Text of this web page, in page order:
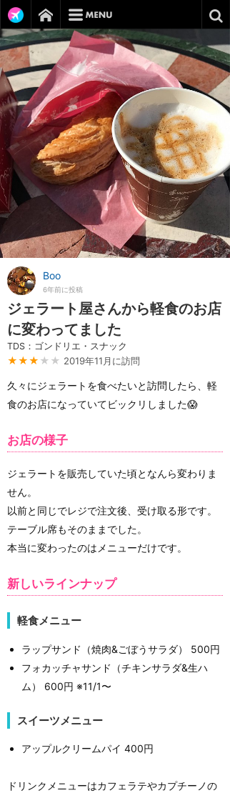
Boo
6年前に投稿
ジェラート屋さんから軽食のお店
に変わってました
TDS：ゴンドリエ・スナック
★★★ ★★ 2019年11月に訪問
久々にジェラートを食べたいと訪問したら、軽
食のお店になっていてビックリしました😱
お店の様子
ジェラートを販売していた頃となんら変わりま
せん。
以前と同じでレジで注文後、受け取る形です。
テーブル席もそのままでした。
本当に変わったのはメニューだけです。
新しいラインナップ
軽食メニュー
ラップサンド（焼肉&ごぼうサラダ） 500円
フォカッチャサンド（チキンサラダ&生ハ
ム） 600円 ※11/1〜
スイーツメニュー
アップルクリームパイ 400円
ドリンクメニューはカフェラテやカプチーノの